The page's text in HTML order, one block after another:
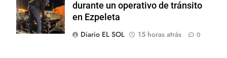
durante un operativo de tránsito
en Ezpeleta
Diario EL SOL
15 horas atrás 0